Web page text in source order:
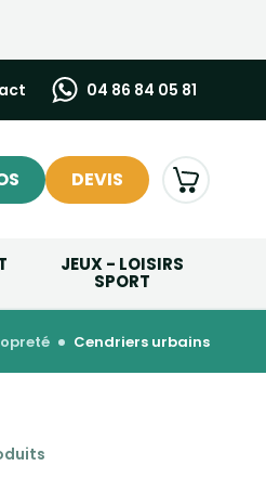
04 86 84 05 81
DEVIS
JEUX - LOISIRS
SPORT
cendriers urbains